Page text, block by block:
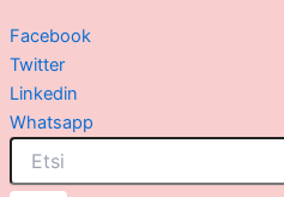
Facebook
Twitter
Linkedin
Whatsapp